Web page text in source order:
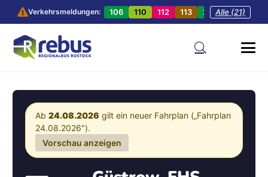
Verkehrsmeldungen: 106 110 112 113 201 202
Alle (21)
Ab 24.08.2026 gilt ein neuer Fahrplan („Fahrplan
24.08.2026").
Vorschau anzeigen